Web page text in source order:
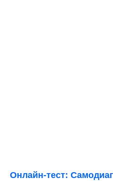
Онлайн-тест: